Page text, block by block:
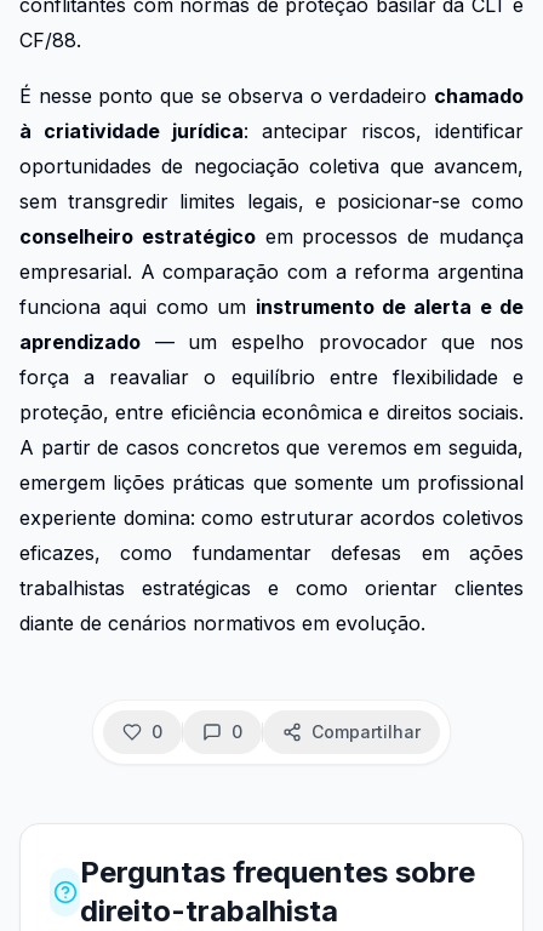
CF/88.
É nesse ponto que se observa o verdadeiro chamado
à criatividade jurídica: antecipar riscos, identificar
oportunidades de negociação coletiva que avancem,
sem transgredir limites legais, e posicionar-se como
conselheiro estratégicoem processos de mudança
empresarial. A comparação com a reforma argentina
funciona aqui como um instrumento de alerta e de
aprendizado — um espelho provocador que nos
força a reavaliar o equilíbrio entre flexibilidade e
proteção, entre eficiência econômica e direitos sociais.
A partir de casos concretos que veremos em seguida,
emergem lições práticas que somente um profissional
experiente domina: como estruturar acordos coletivos
eficazes, como fundamentar defesas em ações
trabalhistas estratégicas e como orientar clientes
diante de cenários normativos em evolução.
0 0 Compartilhar
Perguntas frequentes sobre
direito-trabalhista